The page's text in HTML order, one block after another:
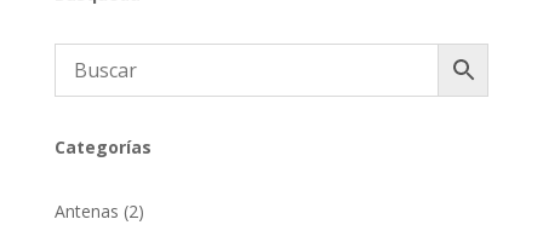
Categorías
Antenas 22